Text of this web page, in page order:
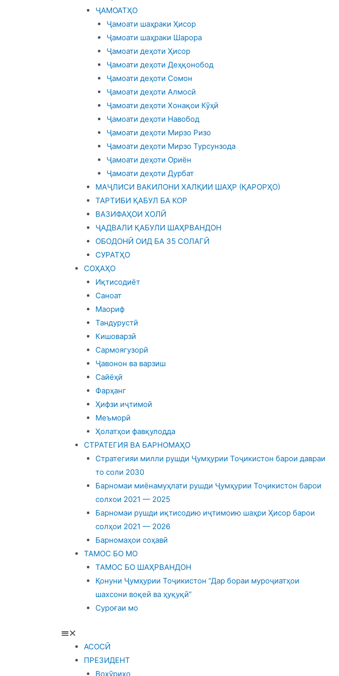
ҶАМОАТҲО
Ҷамоати шаҳраки Ҳисор
Ҷамоати шаҳраки Шарора
Ҷамоати деҳоти Ҳисор
Ҷамоати деҳоти Деҳқонобод
Ҷамоати деҳоти Сомон
Ҷамоати деҳоти Алмосӣ
Ҷамоати деҳоти Хонақои Кӯҳӣ
Ҷамоати деҳоти Навобод
Ҷамоати деҳоти Мирзо Ризо
Ҷамоати деҳоти Мирзо Турсунзода
Ҷамоати деҳоти Ориён
Ҷамоати деҳоти Дурбат
МАҶЛИСИ ВАКИЛОНИ ХАЛҚИИ ШАҲР (ҚАРОРҲО)
ТАРТИБИ ҚАБУЛ БА КОР
ВАЗИФАҲОИ ХОЛӢ
ҶАДВАЛИ ҚАБУЛИ ШАҲРВАНДОН
ОБОДОНӢ ОИД БА 35 СОЛАГӢ
СУРАТҲО
СОҲАҲО
Иқтисодиёт
Саноат
Маориф
Тандурустӣ
Кишоварзӣ
Сармоягузорӣ
Ҷавонон ва варзиш
Сайёҳӣ
Фарҳанг
Ҳифзи иҷтимоӣ
Меъморӣ
Ҳолатҳои фавқулодда
СТРАТЕГИЯ ВА БАРНОМАҲО
Стратегияи милли рушди Ҷумҳурии Тоҷикистон барои давраи
то соли 2030
Барномаи миёнамуҳлати рушди Ҷумҳурии Тоҷикистон барои
солхои 2021 — 2025
Барномаи рушди иқтисодию иҷтимоию шаҳри Ҳисор барои
солҳои 2021 — 2026
Барномаҳои соҳавӣ
ТАМОС БО МО
ТАМОС БО ШАҲРВАНДОН
Қонуни Ҷумҳурии Тоҷикистон “Дар бораи муроҷиатҳои
шахсони воқеӣ ва ҳуқуқӣ”
Суроғаи мо
АСОСӢ
ПРЕЗИДЕНТ
Вохӯриҳо